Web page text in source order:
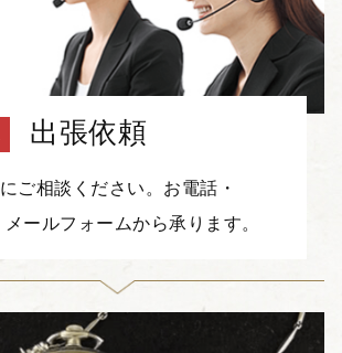
出張依頼
ご相談ください。お電話・
メールフォームから承ります。